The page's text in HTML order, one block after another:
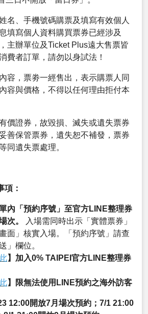
名、手機號碼購票及填寫有效個人
填寫個人資料購買票券已經涉及
主辦單位及Ticket Plus遠大售票皆
費者訂單，請勿以身試法！
容，票劵一經售出，表示購票人同
容與價格，不得以任何理由拒付本
價證券，故毀損、滅失或遺失票券
善保管票券，遺失恕不補發，票券
同遺失票處理。
項：
內「預約序號」至官方LINE整理券
次。
入場需同時出示「實體票券」
面」核實入場。「預約序號」請查
」欄位。
】加入0% TAIPEI官方LINE整理券
】限無法使用LINE預約之海外訪客
12:00開放7月場次預約；7/1 21:00